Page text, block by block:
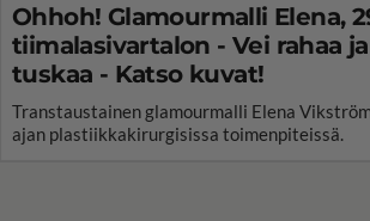
Ohhoh! Glamourmalli Elena,
tiimalasivartalon - Vei rahaa
tuskaa - Katso kuvat!
Transtaustainen glamourmalli Elena
ajan plastiikkakirurgisissa toimenpiteissä.